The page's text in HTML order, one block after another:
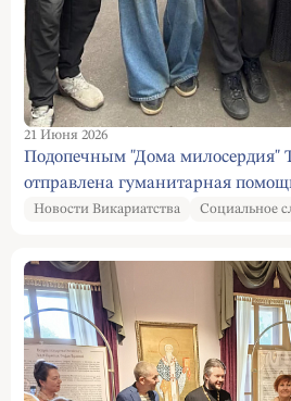
21 Июня 2026
Подопечным "Дома милосердия"
отправлена гуманитарная
Новости Викариатства Социальное